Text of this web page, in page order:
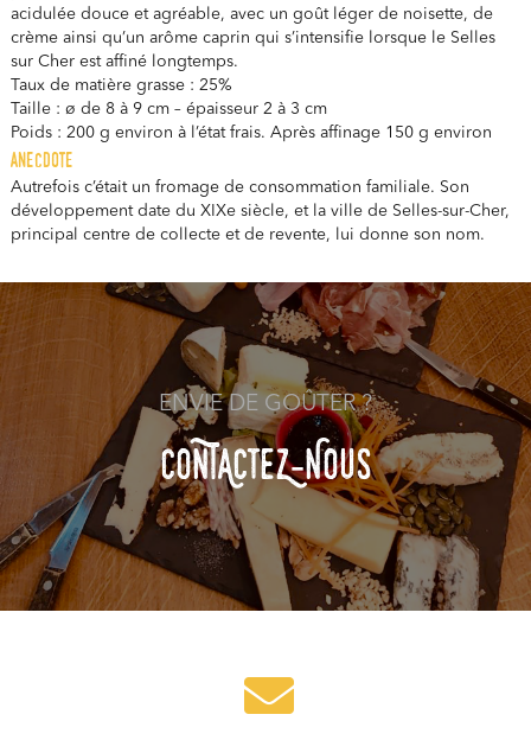
acidulée douce et agréable, avec un goût léger de noisette, de
crème ainsi qu’un arôme caprin qui s’intensifie lorsque le Selles
sur Cher est affiné longtemps.
Taux de matière grasse : 25%
Taille : ø de 8 à 9 cm – épaisseur 2 à 3 cm
Poids : 200 g environ à l’état frais. Après affinage 150 g environ
anecdote
Autrefois c’était un fromage de consommation familiale. Son
développement date du XIXe siècle, et la ville de Selles-sur-Cher,
principal centre de collecte et de revente, lui donne son nom.
ENVIE DE GOÛTER ?
COnTACteZ-NOuS